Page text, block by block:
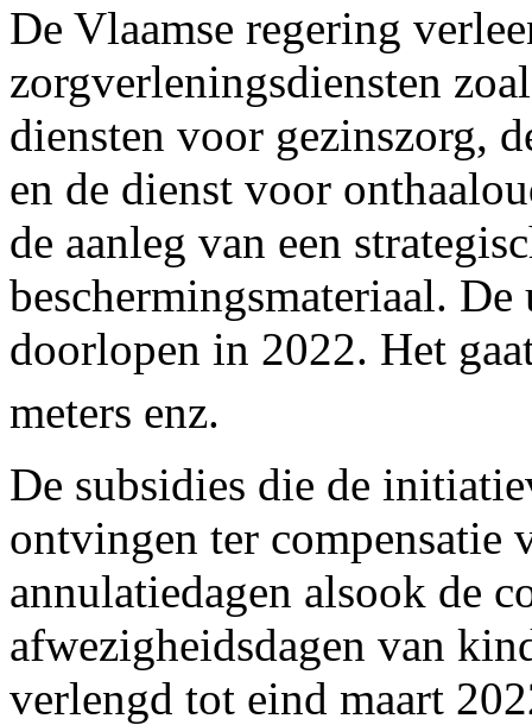
De Vlaamse regering
zorgverleningsdiensten
diensten voor gezinszorg,
en de dienst voor
de aanleg van een
beschermingsmateriaal.
doorlopen in 2022. Het
meters enz.
De subsidies die de
ontvingen ter compensatie
annulatiedagen alsook de
afwezigheidsdagen van
verlengd tot eind maart